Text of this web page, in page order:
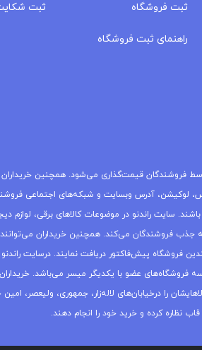
ثبت فروشگاه
راهنمای ثبت فروشگاه
ثبت
فروشندگان قیمت‌گذاری می‌شود. همچنین خریداران
لوکیشن، آدرس وبسایت و شبکه‌های اجتماعی
سایت راندنو در موضوعات کالاهای برقی، لوازم
به جذب فروشندگان می‌کند. همچنین خریداران
فروشگاه پیش‌فاکتور دریافت نمایند. درسایت
فروشگاه‌های عضو با یکدیگر میسر می‌باشد.
را درخیابان‌های لاله‌زار، جمهوری، ولیعصر،
نظاره کرده و خرید خود را انجام دهند.